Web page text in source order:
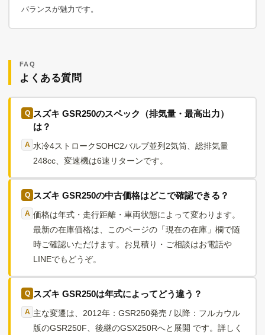
バランスが魅力です。
FAQ
よくある質問
スズキ GSR250のスペック（排気量・最高出力）
は？
水冷4ストロークSOHC2バルブ並列2気筒、総排気量
248cc、変速機は6速リターンです。
スズキ GSR250の中古価格はどこで確認できる？
価格は年式・走行距離・車両状態によって変わります。
最新の在庫価格は、このページの「現在の在庫」欄で随
時ご確認いただけます。お見積り・ご相談はお電話や
LINEでもどうぞ。
スズキ GSR250は年式によってどう違う？
主な変遷は、2012年：GSR250発売 / 以降：フルカウル
版のGSR250F、後継のGSX250Rへと展開 です。詳しく